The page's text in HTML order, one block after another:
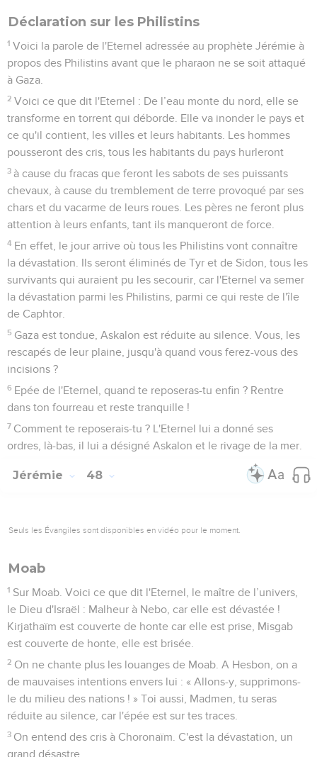
Déclaration sur les Philistins
1 Voici la parole de l'Eternel adressée au prophète Jérémie à
propos des Philistins avant que le pharaon ne se soit attaqué
à Gaza.
2 Voici ce que dit l'Eternel : De l’eau monte du nord, elle se
transforme en torrent qui déborde. Elle va inonder le pays et
ce qu'il contient, les villes et leurs habitants. Les hommes
pousseront des cris, tous les habitants du pays hurleront
3 à cause du fracas que feront les sabots de ses puissants
chevaux, à cause du tremblement de terre provoqué par ses
chars et du vacarme de leurs roues. Les pères ne feront plus
attention à leurs enfants, tant ils manqueront de force.
4 En effet, le jour arrive où tous les Philistins vont connaître
la dévastation. Ils seront éliminés de Tyr et de Sidon, tous les
survivants qui auraient pu les secourir, car l'Eternel va semer
la dévastation parmi les Philistins, parmi ce qui reste de l'île
de Caphtor.
5 Gaza est tondue, Askalon est réduite au silence. Vous, les
rescapés de leur plaine, jusqu'à quand vous ferez-vous des
incisions ?
6 Epée de l'Eternel, quand te reposeras-tu enfin ? Rentre
dans ton fourreau et reste tranquille !
7 Comment te reposerais-tu ? L'Eternel lui a donné ses
ordres, là-bas, il lui a désigné Askalon et le rivage de la mer.
Jérémie 48
Seuls les Évangiles sont disponibles en vidéo pour le moment.
Moab
1 Sur Moab. Voici ce que dit l'Eternel, le maître de l’univers,
le Dieu d'Israël : Malheur à Nebo, car elle est dévastée !
Kirjathaïm est couverte de honte car elle est prise, Misgab
est couverte de honte, elle est brisée.
2 On ne chante plus les louanges de Moab. A Hesbon, on a
de mauvaises intentions envers lui : « Allons-y, supprimons-
le du milieu des nations ! » Toi aussi, Madmen, tu seras
réduite au silence, car l'épée est sur tes traces.
3 On entend des cris à Choronaïm. C'est la dévastation, un
grand désastre.